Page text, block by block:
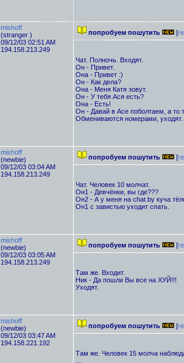
mishoff
(stranger )
09/12/03 02:51 AM
194.158.213.249
попробуем пошутить [
Чат. Полночь. Входят.
Он - Привет.
Она - Привет :)
Он - Как дела?
Она - Меня Катя зовут.
Он - У тебя Ася есть?
Она - Есть!
Он - Давай в Асе поболтаем, а то
Обмениваются номерами, уходят.
mishoff
(newbie)
09/12/03 03:04 AM
194.158.213.249
попробуем пошутить [
Чат. Человек 10 молчат.
Он1 - Девчёнки, вы где???
Он2 - А у меня на chat.by куча
Он1 с завистью уходит спать.
mishoff
(newbie)
09/12/03 03:05 AM
194.158.213.249
попробуем пошутить [
Там же. Входит.
Ник - Да пошли Вы все на ХУЙ!!!
Уходят.
mishoff
(newbie)
09/12/03 03:47 AM
194.158.221.192
попробуем пошутить [
Там же. Человек 15 молча